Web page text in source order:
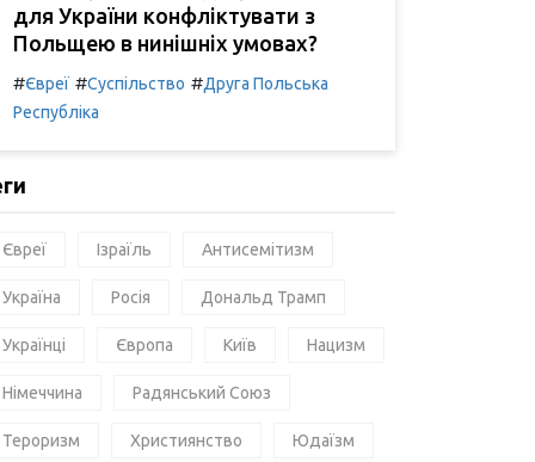
для України конфліктувати з
Польщею в нинішніх умовах?
#Євреї #Суспільство #Друга Польська
Республіка
Євреї Ізраїль Антисемітизм
Україна Росія Дональд Трамп
Українці Європа Київ Нацизм
Німеччина Радянський Союз
Тероризм Християнство Юдаїзм